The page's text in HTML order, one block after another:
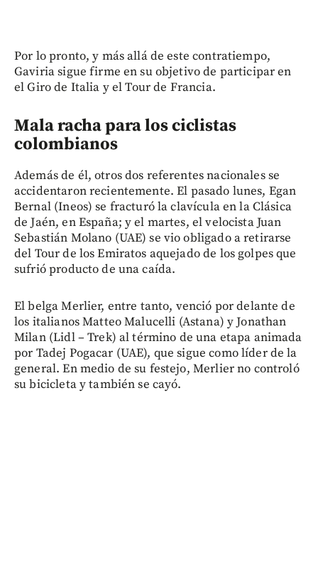
Por lo pronto, y más allá de este contratiempo,
Gaviria sigue firme en su objetivo de participar en
el Giro de Italia y el Tour de Francia.
Mala racha para los ciclistas
colombianos
Además de él, otros dos referentes nacionales se
accidentaron recientemente. El pasado lunes, Egan
Bernal (Ineos) se fracturó la clavícula en la Clásica
de Jaén, en España; y el martes, el velocista Juan
Sebastián Molano (UAE) se vio obligado a retirarse
del Tour de los Emiratos aquejado de los golpes que
sufrió producto de una caída.
El belga Merlier, entre tanto, venció por delante de
los italianos Matteo Malucelli (Astana) y Jonathan
Milan (Lidl – Trek) al término de una etapa animada
por Tadej Pogacar (UAE), que sigue como líder de la
general. En medio de su festejo, Merlier no controló
su bicicleta y también se cayó.